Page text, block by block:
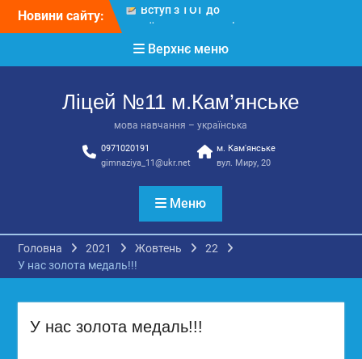
Новини сайту:
КЗ «Ліцей №11»
команди!
3 страхи, які найчастіше
виїхати з окупації
До Всесвітнього дня
працею
Верхнє меню
Ліцей №11 м.Кам’янське
мова навчання – українська
0971020191
gimnaziya_11@ukr.net
м. Кам'янське
вул. Миру, 20
Меню
Головна 2021 Жовтень
22
У нас золота медаль!!!
У нас золота медаль!!!